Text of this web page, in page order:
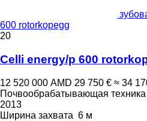
600 rotorkopegg
20
Celli energy/p 600
12 520 000 AMD 29 750 € ≈ 34
Почвообрабатывающая техника
2013
Ширина захвата 6 м